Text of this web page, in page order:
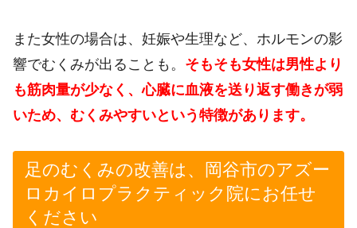
また女性の場合は、妊娠や生理など、ホルモンの影
響でむくみが出ることも。 そもそも女性は男性より
も筋肉量が少なく、心臓に血液を送り返す働きが弱
いため、むくみやすいという特徴があります。
足のむくみの改善は、岡谷市のアズー
ロカイロプラクティック院にお任せ
ください